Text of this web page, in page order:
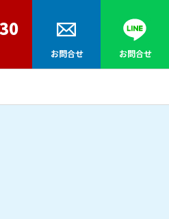
お問合せ お問合せ